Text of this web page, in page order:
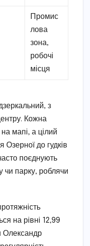
Промис
лова
зона,
робочі
місця
з
Кожна
мапі, а цілий
Озерної до гудків
поєднують
чи парку, роблячи
на рівні 12,99
Олександр